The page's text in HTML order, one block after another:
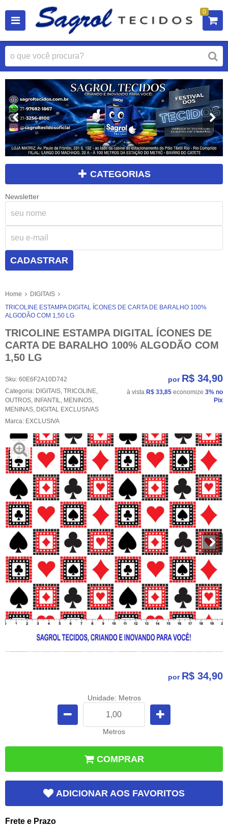
0
CATEGORIAS
Newsletter
CADASTRAR
Home
DIGITAIS
TRICOLINE ESTAMPA DIGITAL ÍCONES DE CARTA DE BARALHO 100%
ALGODÃO COM 1,50 LG
TRICOLINE ESTAMPA DIGITAL ÍCONES DE
CARTA DE BARALHO 100% ALGODÃO COM
1,50 LG
Sku: 60E6F2A10D742
Categoria: DIGITAIS, TRICOLINE,
OUTROS, INFANTIL, MENINOS,
MENINAS, DIGITAL EXCLUSIVAS
Marca: EXCLUSIVA
por R$ 34,90
à vista R$ 33,85 economize 3% no
Pix
por R$ 34,90
Unidade: Metros
Metros
COMPRAR
ADICIONAR AOS FAVORITOS
Frete e Prazo